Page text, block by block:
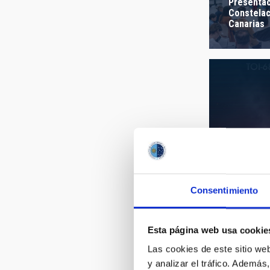
Consentimiento
Esta página web usa
Las cookies de este sitio
y analizar el tráfico.
Canarias